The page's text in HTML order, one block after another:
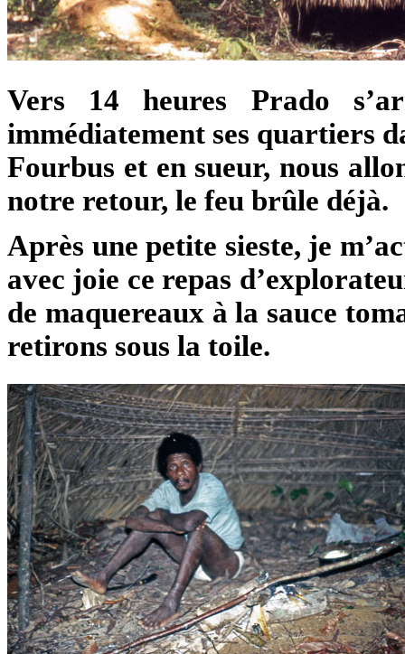
Vers 14 heures Prado
immédiatement ses quartiers
Fourbus et en sueur, nous
notre retour, le feu brûle déjà.
Après une petite sieste, je
avec joie ce repas
de maquereaux à la sauce
retirons sous la toile.